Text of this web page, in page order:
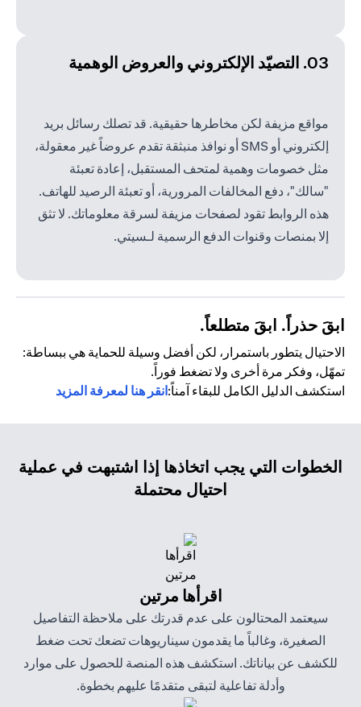
03. التصيّد الإلكتروني والعروض الوهمية
مواقع مزيفة لكن مخاطرها حقيقية. قد تصلك رسائل بريد
إلكتروني أو SMS أو نوافذ منبثقة تقدم عروضاً غير معقولة،
مثل خصومات وهمية لمتحف المستقبل، إعادة تعبئة
"سالك"، دفع المخالفات المرورية، أو تعبئة الرصيد للهاتف.
هذه الروابط تقود لصفحات مزيفة لسرقة معلوماتك. لا تثق
إلا بمنصات وقنوات الدفع الرسمية لـسيتي.
ابقَ حذراً. ابقَ متطلعاً.
الاحتيال يتطور باستمرار، لكن أفضل وسيلة للحماية هي ببساطة:
تمهّل، وفكر مرة أخرى ولا تضغط فوراً.
استكشف الدليل الكامل للبقاء آمناً:انقر هنا لمعرفة المزيد
الخطوات التي يجب اتخاذها إذا اشتبهت في عملية
احتيال محتملة
اقرأها مرتين
سيعتمد المحتالون على عدم قدرتك على ملاحظة التفاصيل
الصغيرة، وغالباً ما يقدمون سيناريوهات تضعك تحت ضغط
للكشف عن بياناتك. استكشف هذه المنصة للحصول على موارد
وأدلة تفاعلية لتبقى متقدمًا عليهم بخطوة.